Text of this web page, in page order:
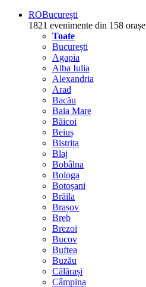
ROBucurești
1821 evenimente din 158 orașe
Toate
București
Agapia
Alba Iulia
Alexandria
Arad
Bacău
Baia Mare
Băicoi
Beiuș
Bistrița
Blaj
Bobâlna
Bologa
Botoșani
Brăila
Brașov
Breb
Brezoi
Bucov
Buftea
Buzău
Călărași
Câmpina